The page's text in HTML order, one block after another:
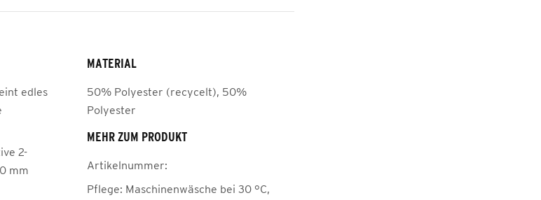
edles
2-
mm
MATERIAL
50% Polyester (recycelt), 50%
Polyester
MEHR ZUM PRODUKT
Artikelnummer:
Pflege: Maschinenwäsche bei 30 °C,